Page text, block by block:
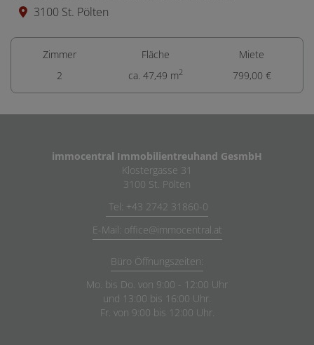
3100 St. Pölten
Zimmer
2
Fläche
ca. 47,49 m2
Miete
799,00 €
immocentral Immobilientreuhand GesmbH
Klostergasse 31
3100 St. Pölten
Tel: +43 2742 31860-0
E-Mail: office@immocentral.at
Büro Öffnungszeiten:
Mo. bis Do. von 9:00 - 12:00 Uhr
und 13:00 bis 16:00 Uhr.
Fr. von 9:00 bis 12:00 Uhr.